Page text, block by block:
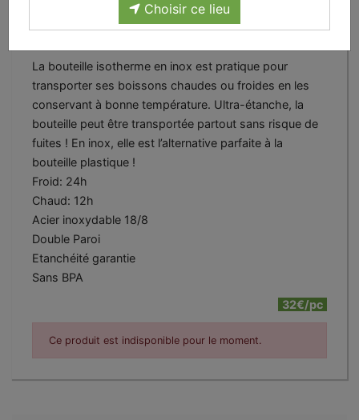
Choisir ce lieu
Bouteille isotherme altitude
La bouteille isotherme en inox est pratique pour
transporter ses boissons chaudes ou froides en les
conservant à bonne température. Ultra-étanche, la
bouteille peut être transportée partout sans risque de
fuites ! En inox, elle est l’alternative parfaite à la
bouteille plastique !
Froid: 24h
Chaud: 12h
Acier inoxydable 18/8
Double Paroi
Etanchéité garantie
Sans BPA
32€/pc
Ce produit est indisponible pour le moment.